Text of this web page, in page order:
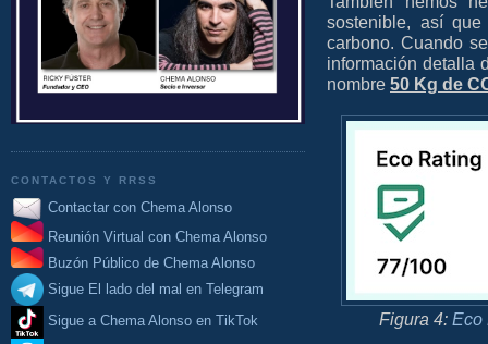
CONTACTOS Y RRSS
Contactar con Chema Alonso
Reunión Virtual con Chema Alonso
Buzón Público de Chema Alonso
Sigue El lado del mal en Telegram
Sigue a Chema Alonso en TikTok
sostenible, así
carbono. Cuando
información detalla
nombre 50 Kg de
Figura 4: Eco